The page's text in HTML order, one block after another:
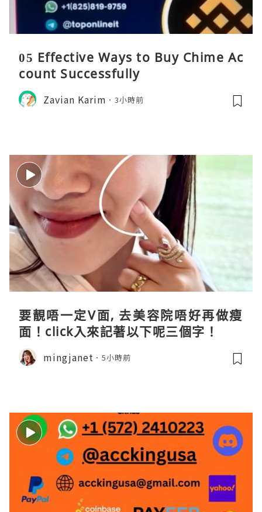
05 Effective Ways to Buy Chime Ac
count Successfully
Zavian Karim 3小時前
要靚唔一定V面, 去美容院唔好再做瘦
面！click入來記著以下呢三個字！
mingjanet 5小時前